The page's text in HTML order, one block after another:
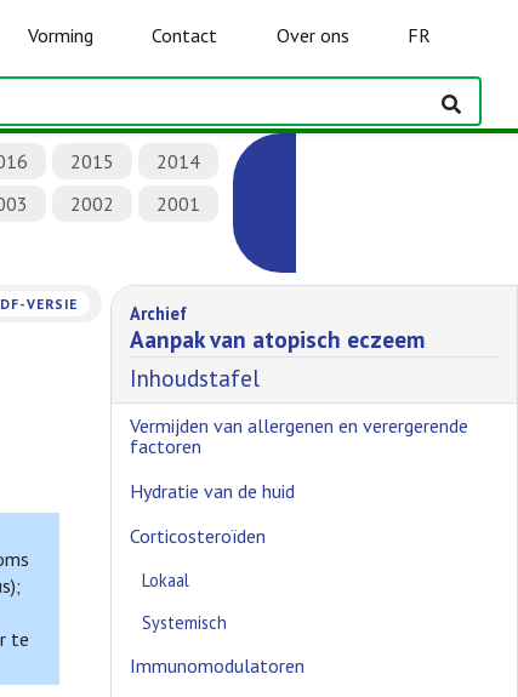
Vorming Contact Over ons FR
2015
2014
2002
2001
VERSIE
te
Archief
Aanpak van atopisch eczeem
Inhoudstafel
Vermijden van allergenen en verergerende
factoren
Hydratie van de huid
Corticosteroïden
Lokaal
Systemisch
Immunomodulatoren